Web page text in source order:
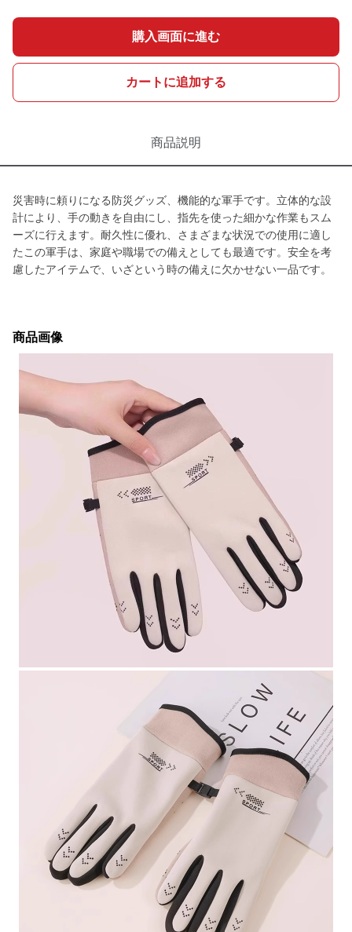
購入画面に進む
カートに追加する
商品説明
災害時に頼りになる防災グッズ、機能的な軍手です。立体的な設
計により、手の動きを自由にし、指先を使った細かな作業もスム
ーズに行えます。耐久性に優れ、さまざまな状況での使用に適し
たこの軍手は、家庭や職場での備えとしても最適です。安全を考
慮したアイテムで、いざという時の備えに欠かせない一品です。
商品画像